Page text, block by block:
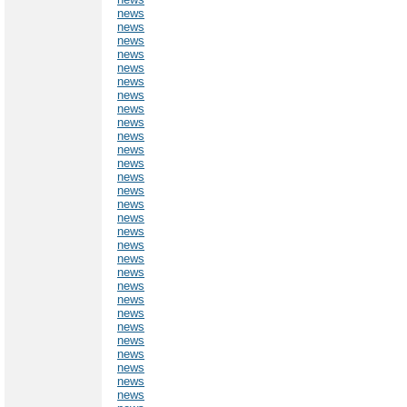
news
news
news
news
news
news
news
news
news
news
news
news
news
news
news
news
news
news
news
news
news
news
news
news
news
news
news
news
news